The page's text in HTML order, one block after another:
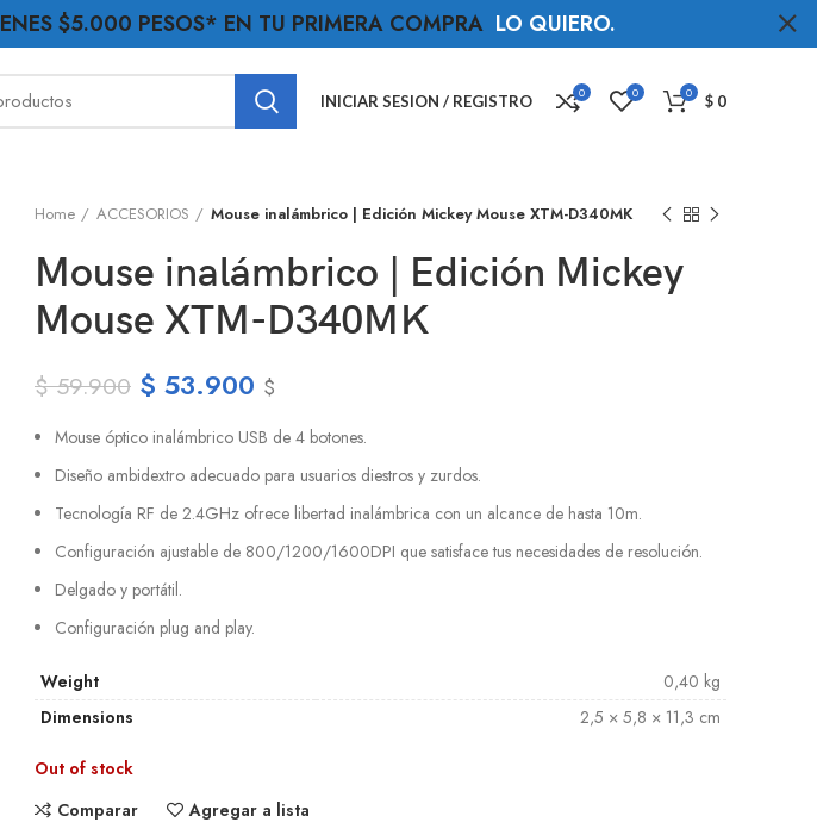
INICIAR SESION / REGISTRO 0 0 0 $ 0
Home ACCESORIOS Mouse inalámbrico | Edición Mickey Mouse XTM-D340MK
Mouse inalámbrico | Edición Mickey
Mouse XTM-D340MK
$59.900 $ 53.900 $
Mouse óptico inalámbrico USB de 4 botones.
Diseño ambidextro adecuado para usuarios diestros y zurdos.
Tecnología RF de 2.4GHz ofrece libertad inalámbrica con un alcance de hasta 10m.
Configuración ajustable de 800/1200/1600DPI que satisface tus necesidades de resolución.
Delgado y portátil.
Configuración plug and play.
Weight
0,40 kg
Dimensions
2,5 × 5,8 × 11,3 cm
Out of stock
Comparar
Agregar a lista
$5.000 PESOS* EN TU PRIMERA COMPRA LO QUIERO.